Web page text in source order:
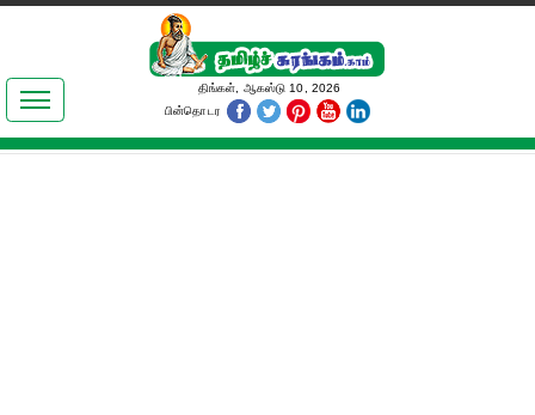
இலக்கியங்கள்
தமிழ் உலகம்
திங்கள், ஆகஸ்டு 10, 2026
பின்தொடர